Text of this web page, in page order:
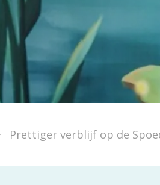
Prettiger verblijf op de